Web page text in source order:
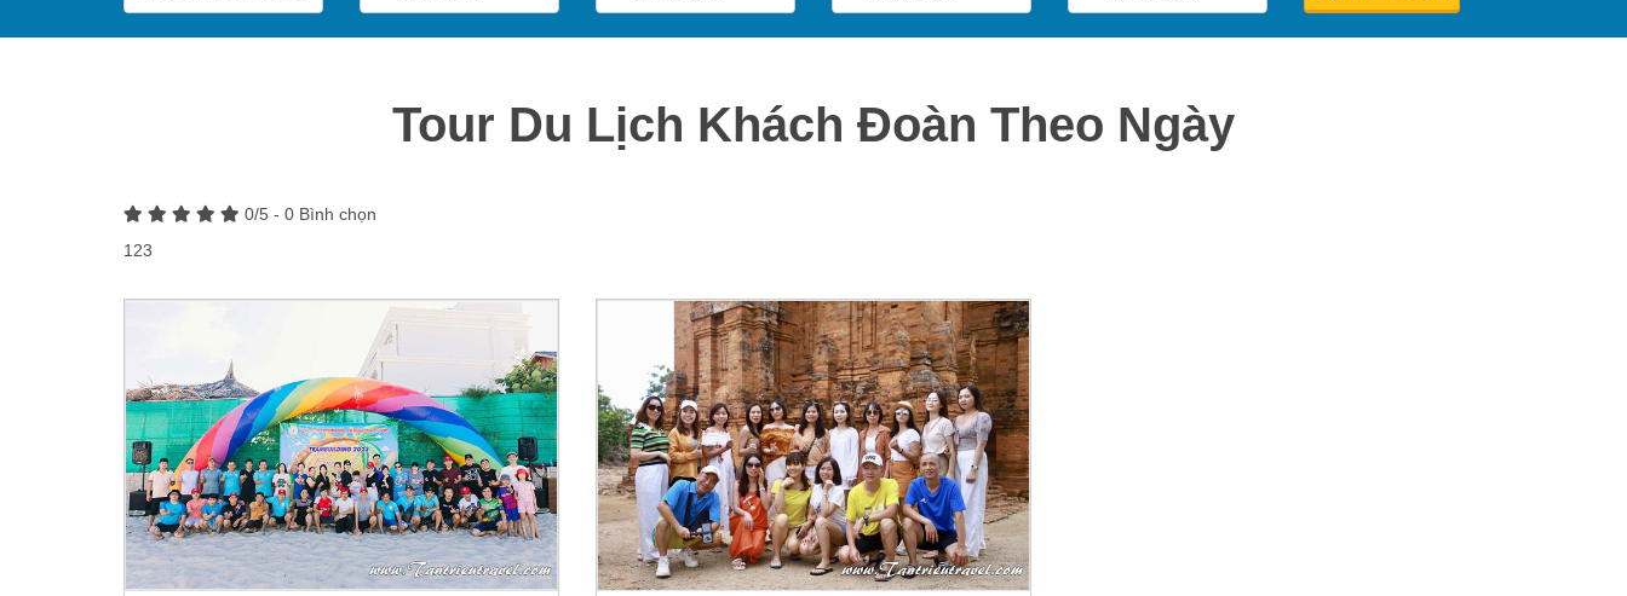
Tour Du Lịch Khách Đoàn Theo Ngày
0/5 - 0 Bình chọn
123